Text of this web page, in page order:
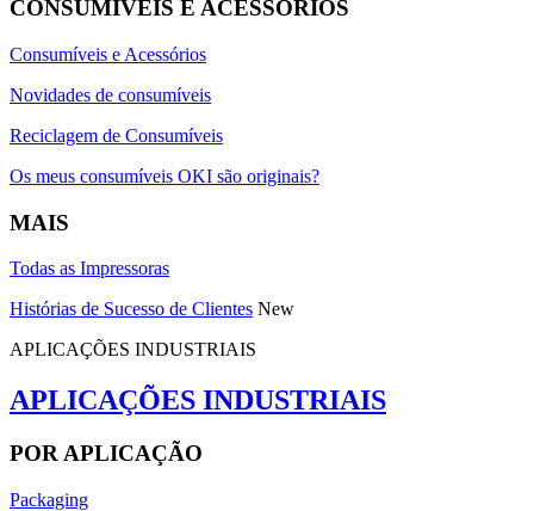
CONSUMÍVEIS E ACESSÓRIOS
Consumíveis e Acessórios
Novidades de consumíveis
Reciclagem de Consumíveis
Os meus consumíveis OKI são originais?
MAIS
Todas as Impressoras
Histórias de Sucesso de Clientes New
APLICAÇÕES INDUSTRIAIS
APLICAÇÕES INDUSTRIAIS
POR APLICAÇÃO
Packaging